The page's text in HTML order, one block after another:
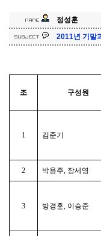
정성훈
2011년 기말
조 구성원
1 김준기
2 박용주, 장세영
3 방경훈, 이승준